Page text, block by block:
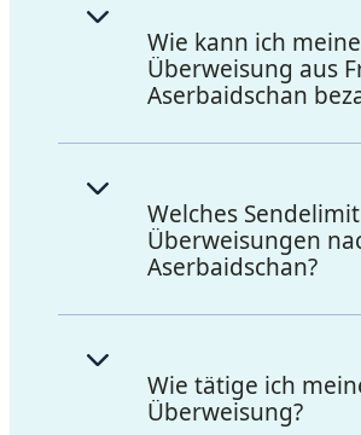
Wie kann ich
Überweisung aus
Aserbaidschan
Welches
Überweisungen
Aserbaidschan?
Wie tätige ich
Überweisung?